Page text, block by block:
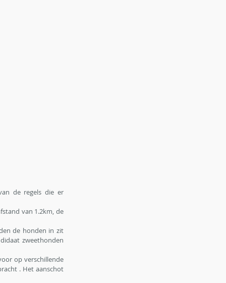
de regels die er
van 1.2km, de
de honden in zit
zweethonden
op verschillende
. Het aanschot